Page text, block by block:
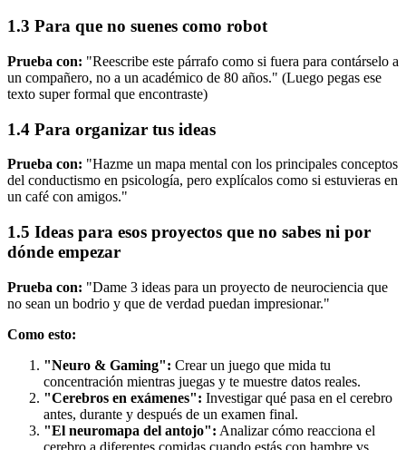
1.3 Para que no suenes como robot
Prueba con: "Reescribe este párrafo como si fuera para contárselo a
un compañero, no a un académico de 80 años." (Luego pegas ese
texto super formal que encontraste)
1.4 Para organizar tus ideas
Prueba con: "Hazme un mapa mental con los principales conceptos
del conductismo en psicología, pero explícalos como si estuvieras en
un café con amigos."
1.5 Ideas para esos proyectos que no sabes ni por
dónde empezar
Prueba con: "Dame 3 ideas para un proyecto de neurociencia que
no sean un bodrio y que de verdad puedan impresionar."
Como esto:
"Neuro & Gaming": Crear un juego que mida tu
concentración mientras juegas y te muestre datos reales.
"Cerebros en exámenes": Investigar qué pasa en el cerebro
antes, durante y después de un examen final.
"El neuromapa del antojo": Analizar cómo reacciona el
cerebro a diferentes comidas cuando estás con hambre vs.